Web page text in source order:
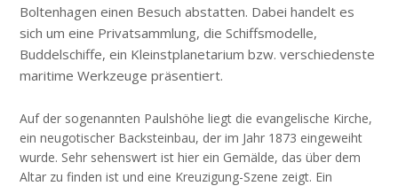
Boltenhagen einen Besuch abstatten. Dabei handelt es
sich um eine Privatsammlung, die Schiffsmodelle,
Buddelschiffe, ein Kleinstplanetarium bzw. verschiedenste
maritime Werkzeuge präsentiert.
Auf der sogenannten Paulshöhe liegt die evangelische Kirche,
ein neugotischer Backsteinbau, der im Jahr 1873 eingeweiht
wurde. Sehr sehenswert ist hier ein Gemälde, das über dem
Altar zu finden ist und eine Kreuzigung-Szene zeigt. Ein